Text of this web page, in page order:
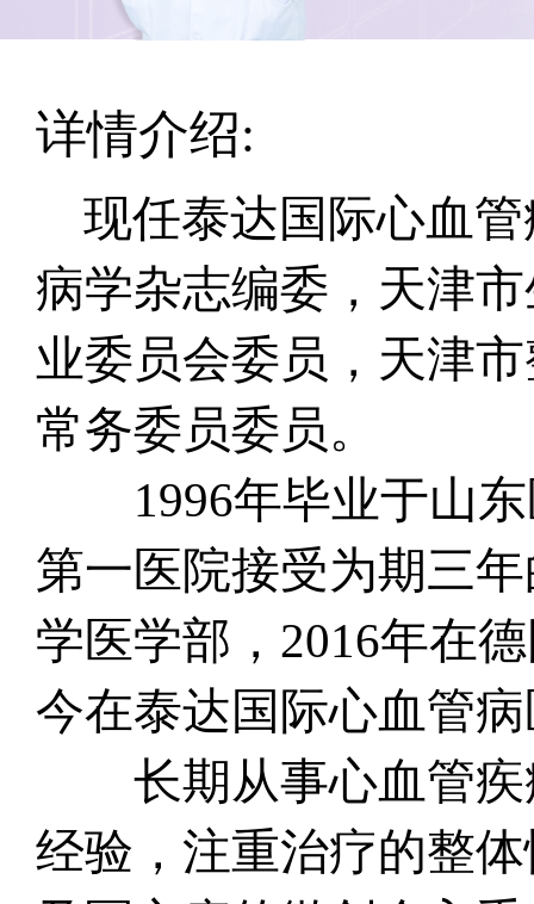
详情介绍:
现任泰达国际心血
病学杂志编委，天津
业委员会委员，天津
常务委员委员。
1996年毕业于山东
第一医院接受为期三
学医学部，2016年在
今在泰达国际心血管
长期从事心血管疾
经验，注重治疗的整